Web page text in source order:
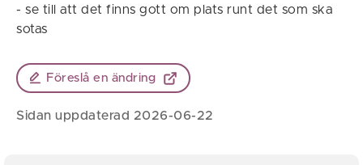
- se till att det finns gott om plats runt det som ska
sotas
Föreslå en ändring
Sidan uppdaterad 2026-06-22